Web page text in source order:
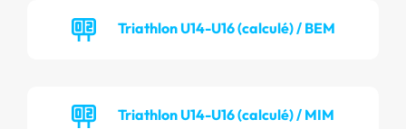
Triathlon U14-U16 (calculé) / BEM
Triathlon U14-U16 (calculé) / MIM